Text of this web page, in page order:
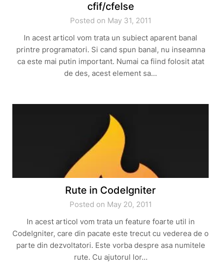
cfif/cfelse
Posted on May 31, 2011
In acest articol vom trata un subiect aparent banal
printre programatori. Si cand spun banal, nu inseamna
ca este mai putin important. Numai ca fiind folosit atat
de des, acest element sa…
Rute in CodeIgniter
Posted on May 20, 2011
In acest articol vom trata un feature foarte util in
CodeIgniter, care din pacate este trecut cu vederea de o
parte din dezvoltatori. Este vorba despre asa numitele
rute. Cu ajutorul lor…